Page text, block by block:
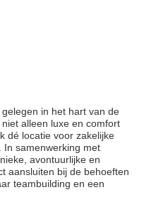
in het hart van de
alleen luxe en comfort
dé locatie voor zakelijke
In samenwerking met
avontuurlijke en
aansluiten bij de behoeften
teambuilding en een